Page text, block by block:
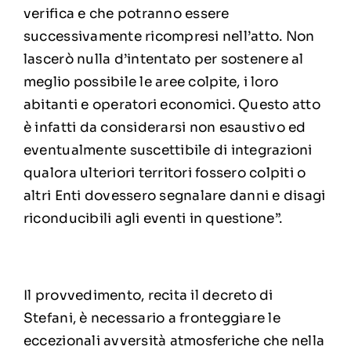
verifica e che potranno essere
successivamente ricompresi nell’atto. Non
lascerò nulla d’intentato per sostenere al
meglio possibile le aree colpite, i loro
abitanti e operatori economici. Questo atto
è infatti da considerarsi non esaustivo ed
eventualmente suscettibile di integrazioni
qualora ulteriori territori fossero colpiti o
altri Enti dovessero segnalare danni e disagi
riconducibili agli eventi in questione”.
Il provvedimento, recita il decreto di
Stefani, è necessario a fronteggiare le
eccezionali avversità atmosferiche che nella